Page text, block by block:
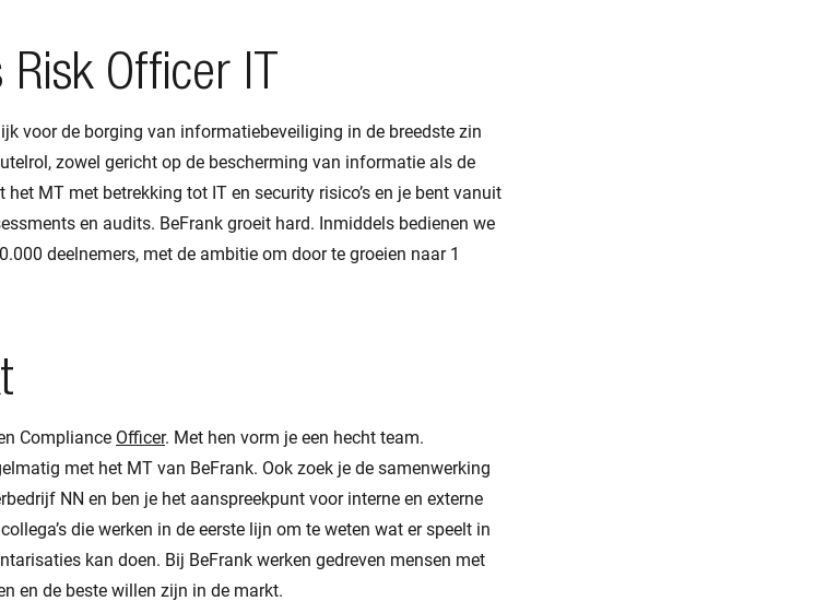
Officer IT
voor de borging van informatiebeveiliging in de breedste zin
zowel gericht op de bescherming van informatie als de
MT met betrekking tot IT en security risico’s en je bent vanuit
en audits. BeFrank groeit hard. Inmiddels bedienen we
deelnemers, met de ambitie om door te groeien naar 1
Compliance Officer. Met hen vorm je een hecht team.
met het MT van BeFrank. Ook zoek je de samenwerking
NN en ben je het aanspreekpunt voor interne en externe
die werken in de eerste lijn om te weten wat er speelt in
kan doen. Bij BeFrank werken gedreven mensen met
en de beste willen zijn in de markt.